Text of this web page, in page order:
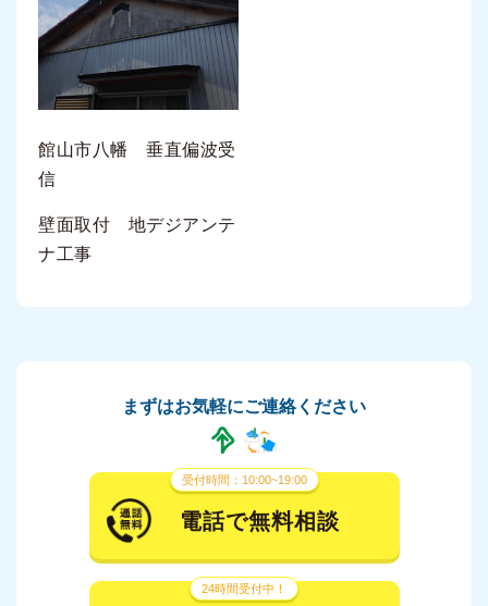
館山市八幡 垂直偏波受
信
壁面取付 地デジアンテ
ナ工事
まずはお気軽にご連絡ください
受付時間：10:00~19:00
電話で無料相談
24時間受付中！